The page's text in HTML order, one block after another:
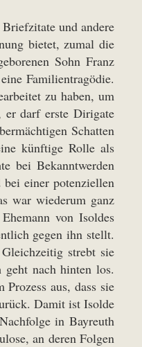
und andere
bietet, zumal die
Sohn Franz
Familientragödie.
zu haben, um
darf erste Dirigate
Schatten
künftige Rolle als
bei Bekanntwerden
einer potenziellen
war wiederum ganz
von Isoldes
gegen ihn stellt.
strebt sie
geht nach hinten los.
aus, dass sie
Damit ist Isolde
in Bayreuth
an deren Folgen